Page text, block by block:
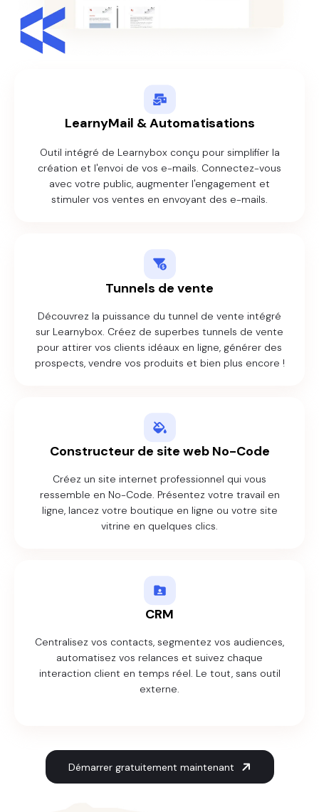
LearnyMail & Automatisations
Outil intégré de Learnybox conçu pour simplifier la
création et l'envoi de vos e-mails. Connectez-vous
avec votre public, augmenter l'engagement et
stimuler vos ventes en envoyant des e-mails.
Tunnels de vente
Découvrez la puissance du tunnel de vente intégré
sur Learnybox. Créez de superbes tunnels de vente
pour attirer vos clients idéaux en ligne, générer des
prospects, vendre vos produits et bien plus encore !
Constructeur de site web No-Code
Créez un site internet professionnel qui vous
ressemble en No-Code. Présentez votre travail en
ligne, lancez votre boutique en ligne ou votre site
vitrine en quelques clics.
CRM
Centralisez vos contacts, segmentez vos audiences,
automatisez vos relances et suivez chaque
interaction client en temps réel. Le tout, sans outil
externe.
Démarrer gratuitement maintenant